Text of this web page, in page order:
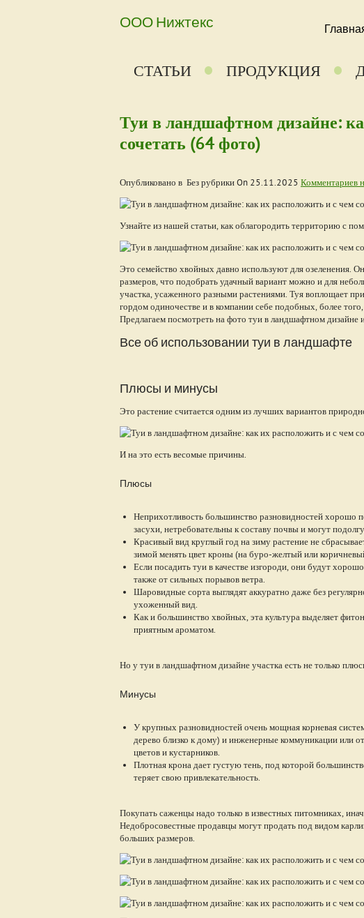
ООО Нижтекс
СТАТЬИ ПРОДУКЦИЯ
Туи в ландшафтном дизайне:
сочетать (64 фото)
Опубликовано в Без рубрики On 25.11.2025 Комментариев
Узнайте из нашей статьи, как облагородить территорию с
Это семейство хвойных давно используют для озеленения.
размеров, что подобрать удачный вариант можно и для
участка, усаженного разными растениями. Туя воплощает
гордом одиночестве и в компании себе подобных, более
Предлагаем посмотреть на фото туи в ландшафтном дизайне
Все об использовании туи в ландшафте
Плюсы и минусы
Это растение считается одним из лучших вариантов
И на это есть весомые причины.
Плюсы
Неприхотливость большинство разновидностей
засухи, нетребовательны к составу почвы и могут
Красивый вид круглый год на зиму растение не
зимой менять цвет кроны (на буро-желтый или
Если посадить туи в качестве изгороди, они будут
также от сильных порывов ветра.
Шаровидные сорта выглядят аккуратно даже без
ухоженный вид.
Как и большинство хвойных, эта культура выделяет
приятным ароматом.
Но у туи в ландшафтном дизайне участка есть не только
Минусы
У крупных разновидностей очень мощная корневая
дерево близко к дому) и инженерные коммуникации или
цветов и кустарников.
Плотная крона дает густую тень, под которой
теряет свою привлекательность.
Покупать саженцы надо только в известных питомниках,
Недобросовестные продавцы могут продать под видом
больших размеров.